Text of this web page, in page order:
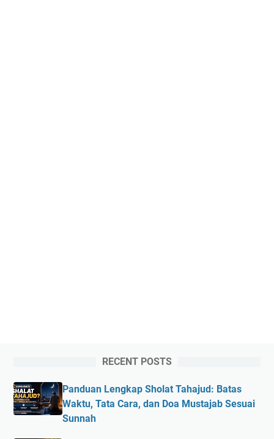
RECENT POSTS
Panduan Lengkap Sholat Tahajud: Batas
Waktu, Tata Cara, dan Doa Mustajab Sesuai
Sunnah